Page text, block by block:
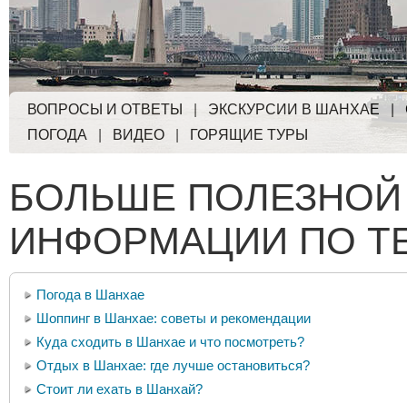
ВОПРОСЫ И ОТВЕТЫ ЭКСКУРСИИ В ШАНХАЕ
ПОГОДА
ВИДЕО ГОРЯЩИЕ ТУРЫ
БОЛЬШЕ ПОЛЕЗНОЙ
ИНФОРМАЦИИ ПО
Погода в Шанхае
Шоппинг в Шанхае: советы и рекомендации
Куда сходить в Шанхае и что посмотреть?
Отдых в Шанхае: где лучше остановиться?
Стоит ли ехать в Шанхай?